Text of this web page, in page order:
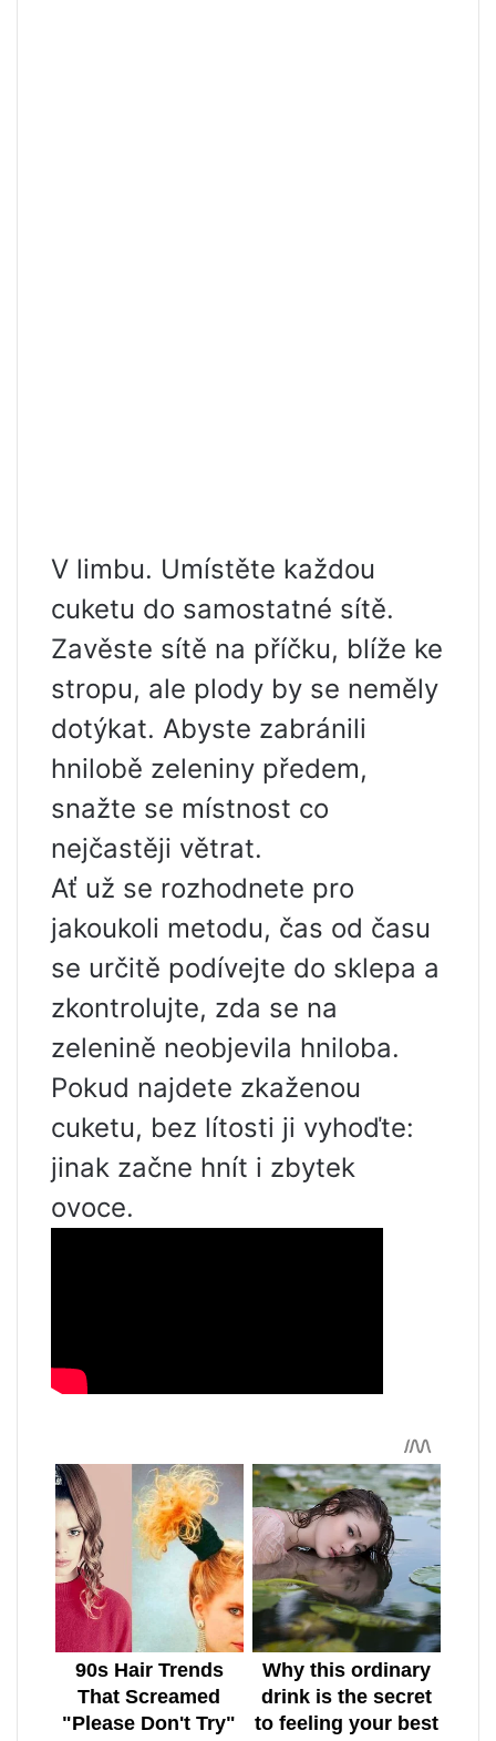
V limbu. Umístěte každou
cuketu do samostatné sítě.
Zavěste sítě na příčku, blíže ke
stropu, ale plody by se neměly
dotýkat. Abyste zabránili
hnilobě zeleniny předem,
snažte se místnost co
nejčastěji větrat.
Ať už se rozhodnete pro
jakoukoli metodu, čas od času
se určitě podívejte do sklepa a
zkontrolujte, zda se na
zelenině neobjevila hniloba.
Pokud najdete zkaženou
cuketu, bez lítosti ji vyhoďte:
jinak začne hnít i zbytek
ovoce.